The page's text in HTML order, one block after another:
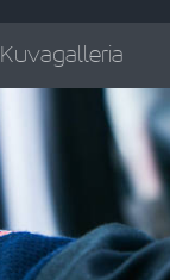
Kuvagalleria